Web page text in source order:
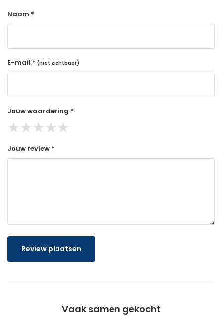
Naam *
E-mail * (niet zichtbaar)
Jouw waardering *
★★★★★
Jouw review *
Review plaatsen
Vaak samen gekocht